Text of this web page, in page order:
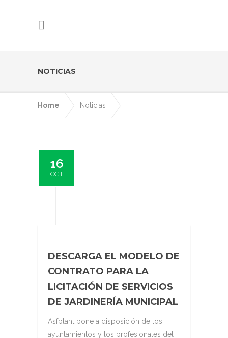
NOTICIAS
Home Noticias
16
OCT
DESCARGA EL MODELO DE
CONTRATO PARA LA
LICITACIÓN DE SERVICIOS
DE JARDINERÍA MUNICIPAL
Asfplant pone a disposición de los
ayuntamientos y los profesionales del